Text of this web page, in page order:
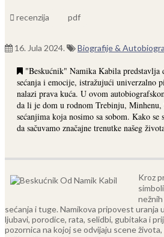
recenzija pdf
16. Jula 2024. Biografije &
"Beskućnik" Namika Kabila
sećanja i emocije, istražujući univerzalno
nalazi prava kuća. U ovom
da li je dom u rodnom Trebinju,
sećanjima koja nosimo sa sobom. Kako se
da sačuvamo značajne trenutke našeg
Kroz
sećanja i tuge. Namikova pripovest uranja
ljubavi, porodice, rata, selidbi, gubitaka i
pozornica na kojoj se odvijaju scene